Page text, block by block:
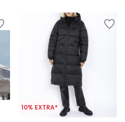
10% EXTRA*